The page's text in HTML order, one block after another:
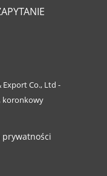
Co., Ltd -
koronkowy
prywatności